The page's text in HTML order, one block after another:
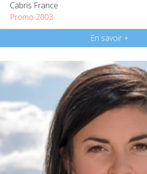
Cabris France
Promo 2003
En savoir +